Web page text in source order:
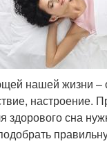
нашей жизни –
настроение.
здорового сна